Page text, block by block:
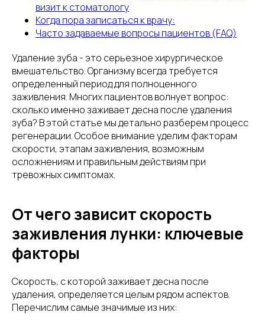
визит к стоматологу
Когда пора записаться к врачу:
Часто задаваемые вопросы пациентов (FAQ)
Удаление зуба - это серьезное хирургическое
вмешательство. Организму всегда требуется
определенный период для полноценного
заживления. Многих пациентов волнует вопрос:
сколько именно заживает десна после удаления
зуба? В этой статье мы детально разберем процесс
регенерации. Особое внимание уделим факторам
скорости, этапам заживления, возможным
осложнениям и правильным действиям при
тревожных симптомах.
От чего зависит скорость
заживления лунки: ключевые
факторы
Скорость, с которой заживает десна после
удаления, определяется целым рядом аспектов.
Перечислим самые значимые из них: